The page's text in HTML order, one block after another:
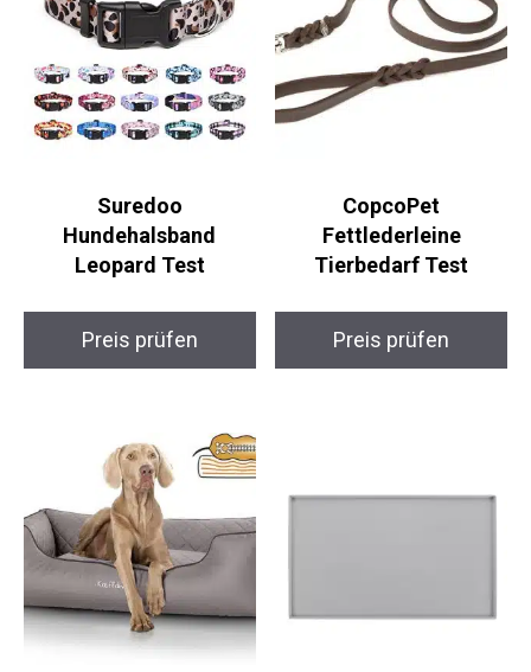
Suredoo
Hundehalsband
Leopard Test
Preis prüfen
CopcoPet
Fettlederleine
Tierbedarf Test
Preis prüfen